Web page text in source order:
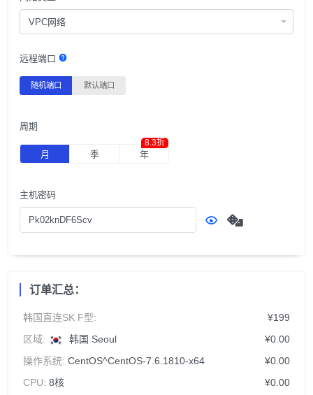
VPC网络
远程端口
随机端口 默认端口
周期
月 季 年
8.3折
主机密码
订单汇总：
韩国直连SK F型:
¥199
区域:
韩国 Seoul
¥0.00
操作系统: CentOS^CentOS-7.6.1810-x64
¥0.00
CPU: 8核
¥0.00